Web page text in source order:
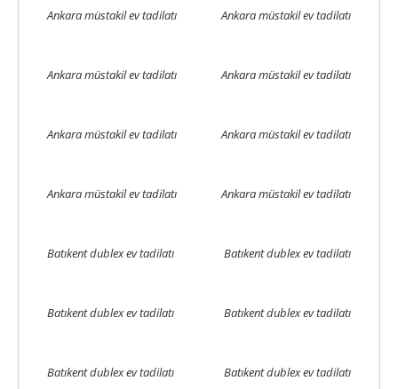
Ankara müstakil ev tadilatı Ankara müstakil ev tadilatı
Ankara müstakil ev tadilatı Ankara müstakil ev tadilatı
Ankara müstakil ev tadilatı Ankara müstakil ev tadilatı
Ankara müstakil ev tadilatı Ankara müstakil ev tadilatı
Batıkent dublex ev tadilatı Batıkent dublex ev tadilatı
Batıkent dublex ev tadilatı Batıkent dublex ev tadilatı
Batıkent dublex ev tadilatı Batıkent dublex ev tadilatı